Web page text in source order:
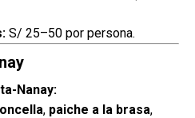
S/ 25–50 por persona.
Nanay:
, paiche a la brasa,